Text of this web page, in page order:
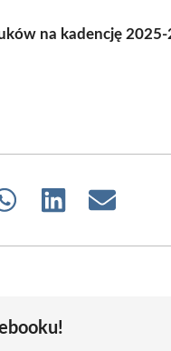
na kadencję
Share
Share
Share